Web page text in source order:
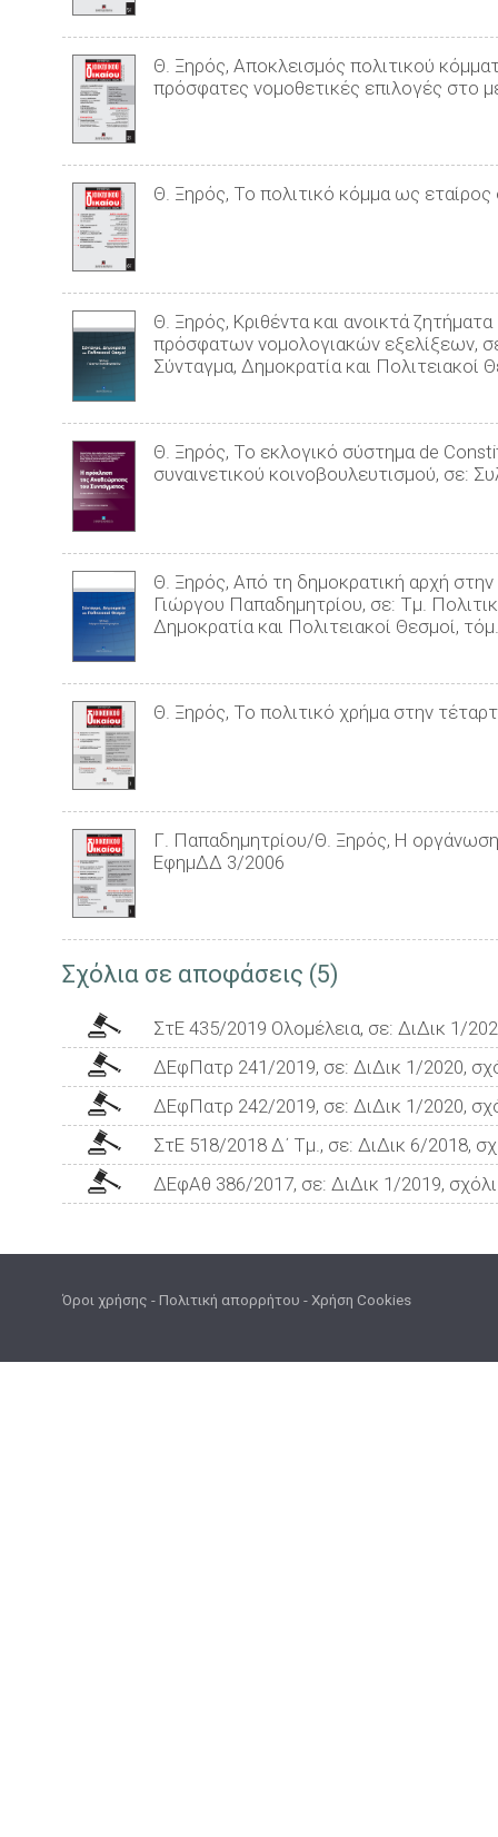
Θ. Ξηρός, Αποκλεισμός πολιτικού
πρόσφατες νομοθετικές επιλογές στο
Θ. Ξηρός, Το πολιτικό κόμμα ως
Θ. Ξηρός, Κριθέντα και ανοικτά
πρόσφατων νομολογιακών εξελίξεων,
Σύνταγμα, Δημοκρατία και Πολιτειακοί
Θ. Ξηρός, Το εκλογικό σύστημα de
συναινετικού κοινοβουλευτισμού, σε:
Θ. Ξηρός, Από τη δημοκρατική αρχή
Γιώργου Παπαδημητρίου, σε: Τμ.
Δημοκρατία και Πολιτειακοί Θεσμοί,
Θ. Ξηρός, Το πολιτικό χρήμα στην
Γ. Παπαδημητρίου/Θ. Ξηρός, H
ΕφημΔΔ 3/2006
Σχόλια σε αποφάσεις (5)
ΣτΕ 435/2019 Ολομέλεια, σε: ΔιΔικ 1/
ΔΕφΠατρ 241/2019, σε: ΔιΔικ 1/2020,
ΔΕφΠατρ 242/2019, σε: ΔιΔικ 1/2020,
ΣτΕ 518/2018 Δ΄ Τμ., σε: ΔιΔικ 6/2018,
ΔΕφΑθ 386/2017, σε: ΔιΔικ 1/2019,
Όροι χρήσης -Πολιτική απορρήτου -Χρήση Cookies